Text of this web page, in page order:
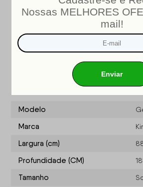
Nosso produto é certificado pelo
CERTIFICADO DE CONFORMIDADE
02/2019
OCP: 003
Especificações do
Modelo
Marca
Largura (cm)
Profundidade (CM)
Tamanho